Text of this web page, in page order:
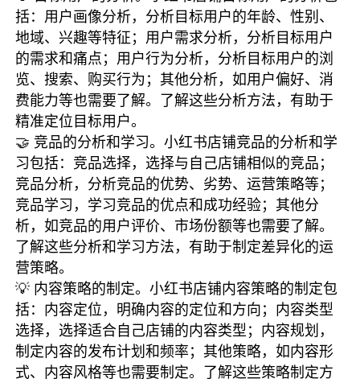
括：用户画像分析，分析目标用户的年龄、性别、
地域、兴趣等特征；用户需求分析，分析目标用户
的需求和痛点；用户行为分析，分析目标用户的浏
览、搜索、购买行为；其他分析，如用户偏好、消
费能力等也需要了解。了解这些分析方法，有助于
精准定位目标用户。
🤝 竞品的分析和学习。小红书店铺竞品的分析和学
习包括：竞品选择，选择与自己店铺相似的竞品；
竞品分析，分析竞品的优势、劣势、运营策略等；
竞品学习，学习竞品的优点和成功经验；其他分
析，如竞品的用户评价、市场份额等也需要了解。
了解这些分析和学习方法，有助于制定差异化的运
营策略。
💡 内容策略的制定。小红书店铺内容策略的制定包
括：内容定位，明确内容的定位和方向；内容类型
选择，选择适合自己店铺的内容类型；内容规划，
制定内容的发布计划和频率；其他策略，如内容形
式、内容风格等也需要制定。了解这些策略制定方